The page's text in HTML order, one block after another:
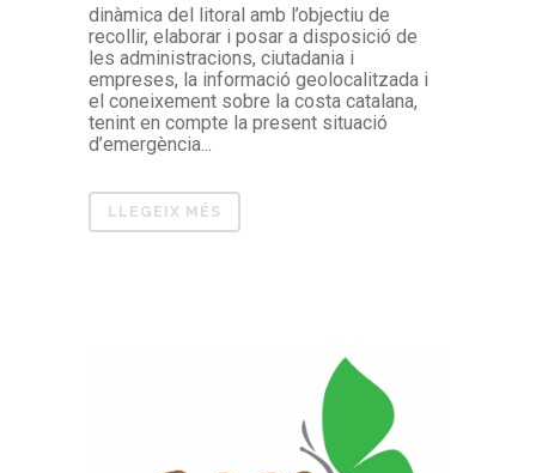
dinàmica del litoral amb l’objectiu de
recollir, elaborar i posar a disposició de
les administracions, ciutadania i
empreses, la informació geolocalitzada i
el coneixement sobre la costa catalana,
tenint en compte la present situació
d’emergència...
LLEGEIX MÉS